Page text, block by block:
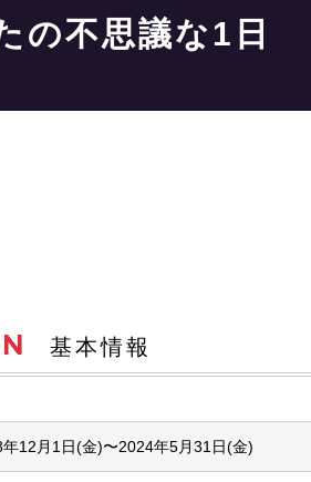
の不思議な1日
基本情報
年12月1日(金)〜2024年5月31日(金)